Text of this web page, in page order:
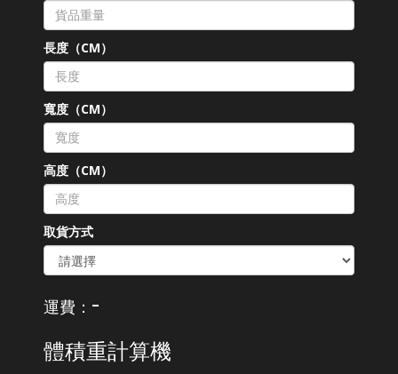
長度（CM）
寬度（CM）
高度（CM）
取貨方式
運費： -
體積重計算機